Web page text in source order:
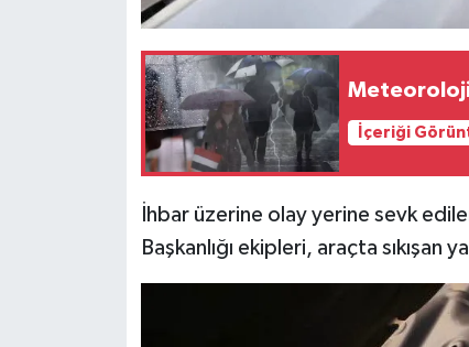
Meteoroloji
İçeriği
İhbar üzerine olay yerine sevk
Başkanlığı ekipleri, araçta sıkışan